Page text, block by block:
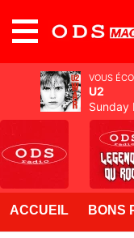
ACCUEIL BONS
VOUS
U2
Sunday